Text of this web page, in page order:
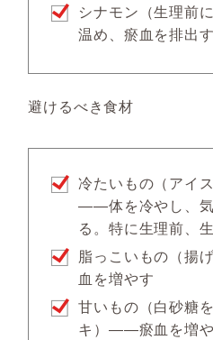
シナモン（生理前
温め、瘀血を排出
避けるべき食材
冷たいもの（アイ
――体を冷やし、
る。特に生理前、
脂っこいもの（揚
血を増やす
甘いもの（白砂糖
キ）――瘀血を増